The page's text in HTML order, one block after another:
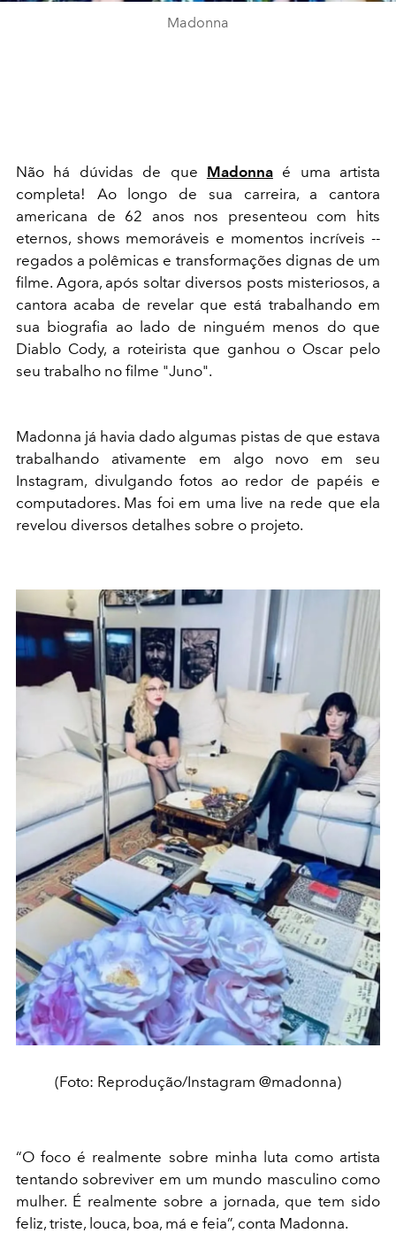
Madonna
Não há dúvidas de que Madonnaé uma artista
completa! Ao longo de sua carreira, a cantora
americana de 62 anos nos presenteou com hits
eternos, shows memoráveis e momentos incríveis --
regados a polêmicas e transformações dignas de um
filme. Agora, após soltar diversos posts misteriosos, a
cantora acaba de revelar que está trabalhando em
sua biografia ao lado de ninguém menos do que
Diablo Cody, a roteirista que ganhou o Oscar pelo
seu trabalho no filme "Juno".
Madonna já havia dado algumas pistas de que estava
trabalhando ativamente em algo novo em seu
Instagram, divulgando fotos ao redor de papéis e
computadores. Mas foi em uma live na rede que ela
revelou diversos detalhes sobre o projeto.
(Foto: Reprodução/Instagram @madonna)
“O foco é realmente sobre minha luta como artista
tentando sobreviver em um mundo masculino como
mulher. É realmente sobre a jornada, que tem sido
feliz, triste, louca, boa, má e feia”, conta Madonna.